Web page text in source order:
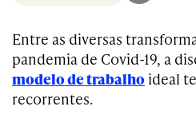
Entre as diversas
pandemia de Covid-19, a
modelo de trabalho ideal
recorrentes.